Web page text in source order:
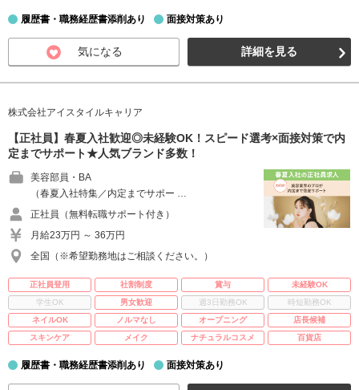
履歴書・職務経歴書添削あり 面接対策あり
気になる 詳細を見る
株式会社アイスタイルキャリア
【正社員】春夏入社歓迎◎未経験OK！スピード選考×面接対策で内
定までサポート★人気ブランド多数！
美容部員・BA
（春夏入社特集／内定までサポー …
正社員（無料転職サポート付き）
月給23万円 ～ 36万円
全国（※希望勤務地はご相談ください。）
正社員登用 社割制度 賞与
未経験OK
学生OK
男女歓迎 週3日勤務OK
時短勤務OK
ネイルOK
ノルマなし オープニング
店長候補
スキンケア
メイク ナチュラルコスメ 百貨店
履歴書・職務経歴書添削あり 面接対策あり